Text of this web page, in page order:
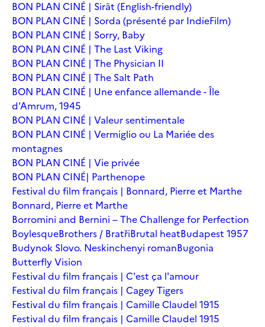
BON PLAN CINÉ | Sirāt (English-friendly)
BON PLAN CINÉ | Sorda (présenté par IndieFilm)
BON PLAN CINÉ | Sorry, Baby
BON PLAN CINÉ | The Last Viking
BON PLAN CINÉ | The Physician II
BON PLAN CINÉ | The Salt Path
BON PLAN CINÉ | Une enfance allemande - Île
d'Amrum, 1945
BON PLAN CINÉ | Valeur sentimentale
BON PLAN CINÉ | Vermiglio ou La Mariée des
montagnes
BON PLAN CINÉ | Vie privée
BON PLAN CINÉ| Parthenope
Festival du film français | Bonnard, Pierre et Marthe
Bonnard, Pierre et Marthe
Borromini and Bernini – The Challenge for Perfection
BoylesqueBrothers / BratřiBrutal heatBudapest 1957
Budynok Slovo. Neskinchenyi romanBugonia
Butterfly Vision
Festival du film français | C'est ça l'amour
Festival du film français | Cagey Tigers
Festival du film français | Camille Claudel 1915
Festival du film français | Camille Claudel 1915